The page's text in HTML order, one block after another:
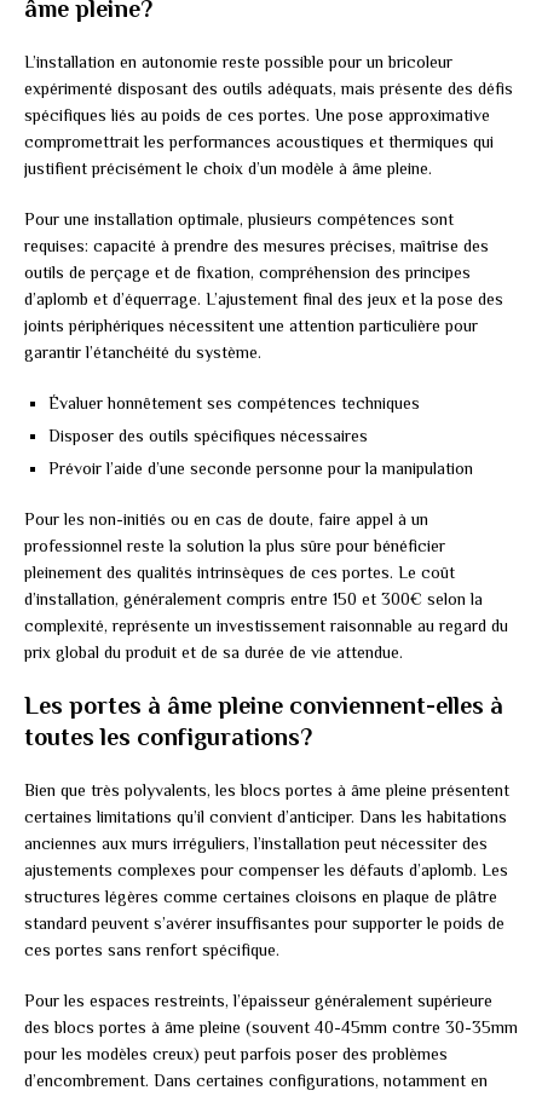
âme pleine?
L’installation en autonomie reste possible pour un bricoleur
expérimenté disposant des outils adéquats, mais présente des défis
spécifiques liés au poids de ces portes. Une pose approximative
compromettrait les performances acoustiques et thermiques qui
justifient précisément le choix d’un modèle à âme pleine.
Pour une installation optimale, plusieurs compétences sont
requises: capacité à prendre des mesures précises, maîtrise des
outils de perçage et de fixation, compréhension des principes
d’aplomb et d’équerrage. L’ajustement final des jeux et la pose des
joints périphériques nécessitent une attention particulière pour
garantir l’étanchéité du système.
Évaluer honnêtement ses compétences techniques
Disposer des outils spécifiques nécessaires
Prévoir l’aide d’une seconde personne pour la manipulation
Pour les non-initiés ou en cas de doute, faire appel à un
professionnel reste la solution la plus sûre pour bénéficier
pleinement des qualités intrinsèques de ces portes. Le coût
d’installation, généralement compris entre 150 et 300€ selon la
complexité, représente un investissement raisonnable au regard du
prix global du produit et de sa durée de vie attendue.
Les portes à âme pleine conviennent-elles à
toutes les configurations?
Bien que très polyvalents, les blocs portes à âme pleine présentent
certaines limitations qu’il convient d’anticiper. Dans les habitations
anciennes aux murs irréguliers, l’installation peut nécessiter des
ajustements complexes pour compenser les défauts d’aplomb. Les
structures légères comme certaines cloisons en plaque de plâtre
standard peuvent s’avérer insuffisantes pour supporter le poids de
ces portes sans renfort spécifique.
Pour les espaces restreints, l’épaisseur généralement supérieure
des blocs portes à âme pleine (souvent 40-45mm contre 30-35mm
pour les modèles creux) peut parfois poser des problèmes
d’encombrement. Dans certaines configurations, notamment en